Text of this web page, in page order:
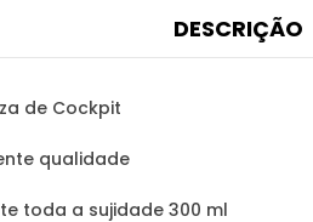
DESCRIÇÃO
de Cockpit
qualidade
toda a sujidade 300 ml